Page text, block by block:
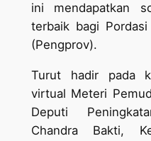
ini mendapatkan
terbaik bagi
(Pengprov).
Turut hadir pada
virtual Meteri
Deputi
Chandra Bakti,